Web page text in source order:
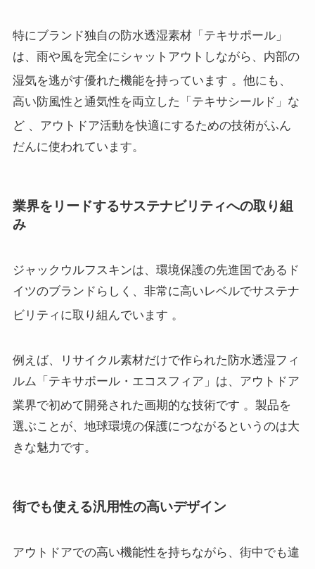
特にブランド独自の防水透湿素材「テキサポール」
は、雨や風を完全にシャットアウトしながら、内部の
湿気を逃がす優れた機能を持っています 。他にも、
高い防風性と通気性を両立した「テキサシールド」な
ど 、アウトドア活動を快適にするための技術がふん
だんに使われています。
業界をリードするサステナビリティへの取り組
み
ジャックウルフスキンは、環境保護の先進国であるド
イツのブランドらしく、非常に高いレベルでサステナ
ビリティに取り組んでいます 。
例えば、リサイクル素材だけで作られた防水透湿フィ
ルム「テキサポール・エコスフィア」は、アウトドア
業界で初めて開発された画期的な技術です 。製品を
選ぶことが、地球環境の保護につながるというのは大
きな魅力です。
街でも使える汎用性の高いデザイン
アウトドアでの高い機能性を持ちながら、街中でも違